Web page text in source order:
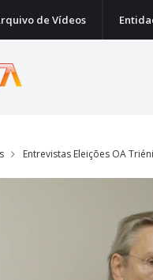
de Vídeos
Entrevistas Eleições OA